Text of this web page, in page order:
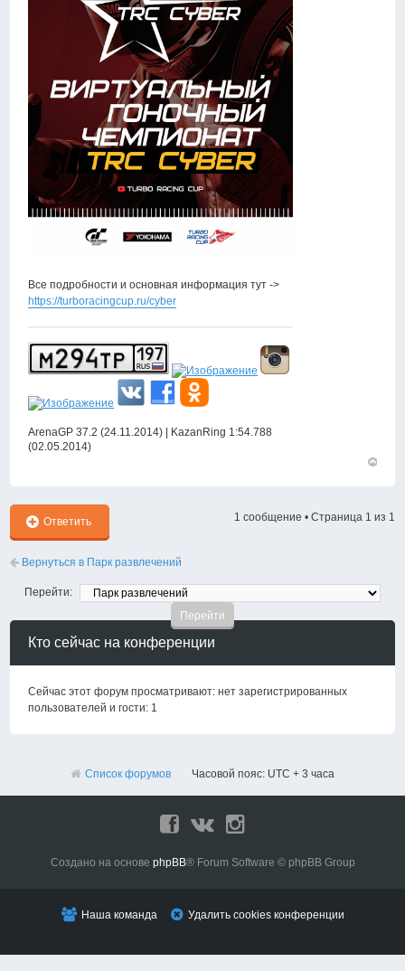
Все подробности и основная информация тут ->
https://turboracingcup.ru/cyber
ArenaGP 37.2 (24.11.2014) | KazanRing 1:54.788
(02.05.2014)
началу
Ответить
1 сообщение • Страница 1 из 1
Вернуться в Парк развлечений
Перейти:
Кто сейчас на конференции
Сейчас этот форум просматривают: нет зарегистрированных
пользователей и гости: 1
Список форумов Часовой пояс: UTC + 3 часа
Создано на основе phpBB® Forum Software © phpBB Group
Наша команда Удалить cookies конференции